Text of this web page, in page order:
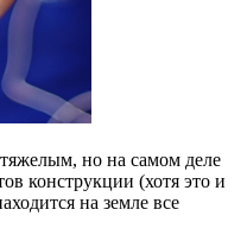
но на самом деле
конструкции (хотя это и
на земле все